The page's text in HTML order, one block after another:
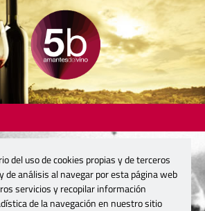
del uso de cookies propias y de terceros
de análisis al navegar por esta página web
servicios y recopilar información
de la navegación en nuestro sitio